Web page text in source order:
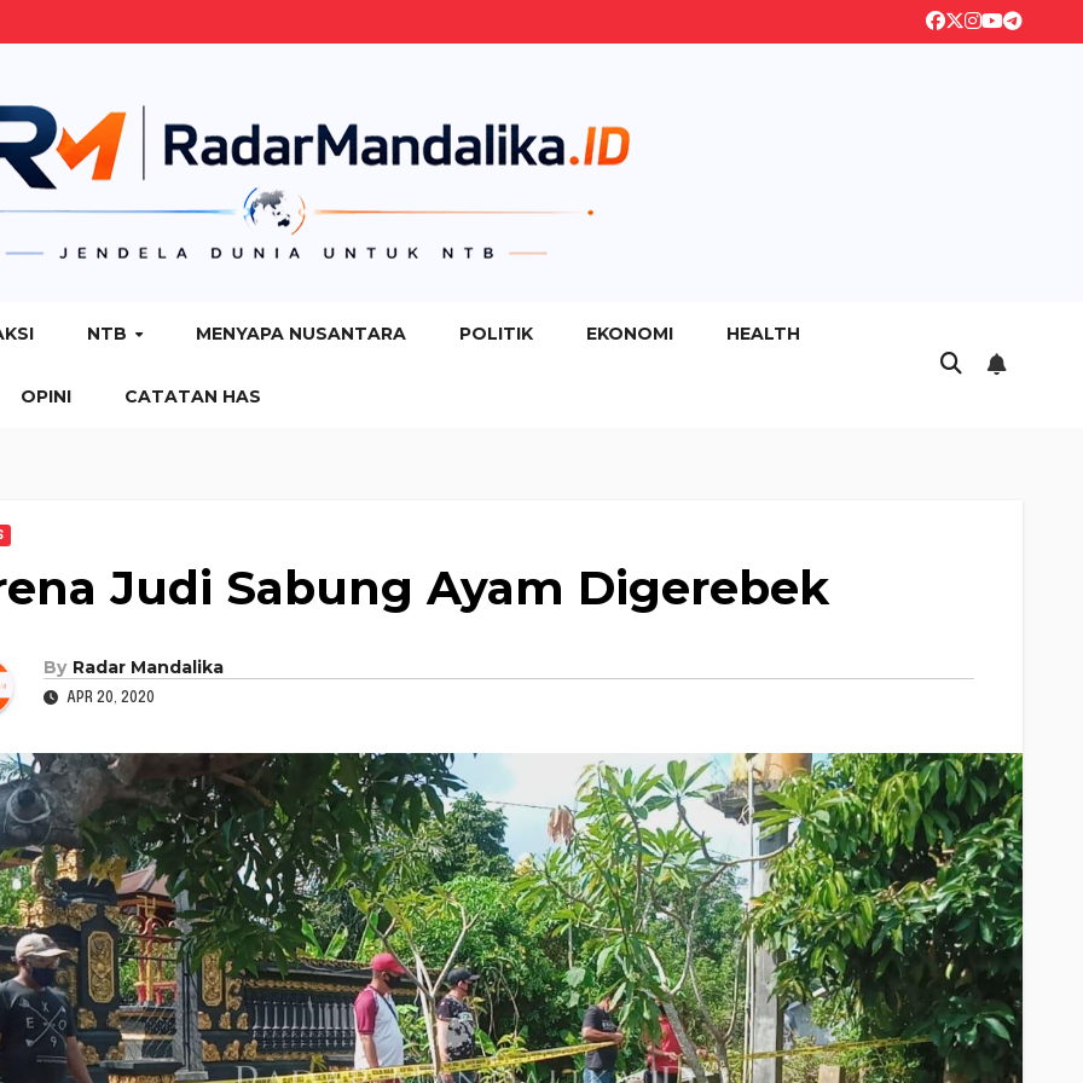
NTB MENYAPA NUSANTARA POLITIK EKONOMI HEALTH
OPINI CATATAN HAS
Judi Sabung Ayam Digerebek
By Radar Mandalika
APR 20, 2020